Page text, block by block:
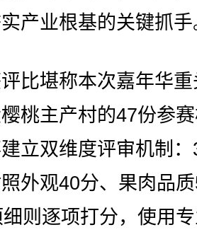
产业根基的关键抓手
堪称本次嘉年华重
桃主产村的47份参
立双维度评审机制
外观40分、果肉品
则逐项打分，使用